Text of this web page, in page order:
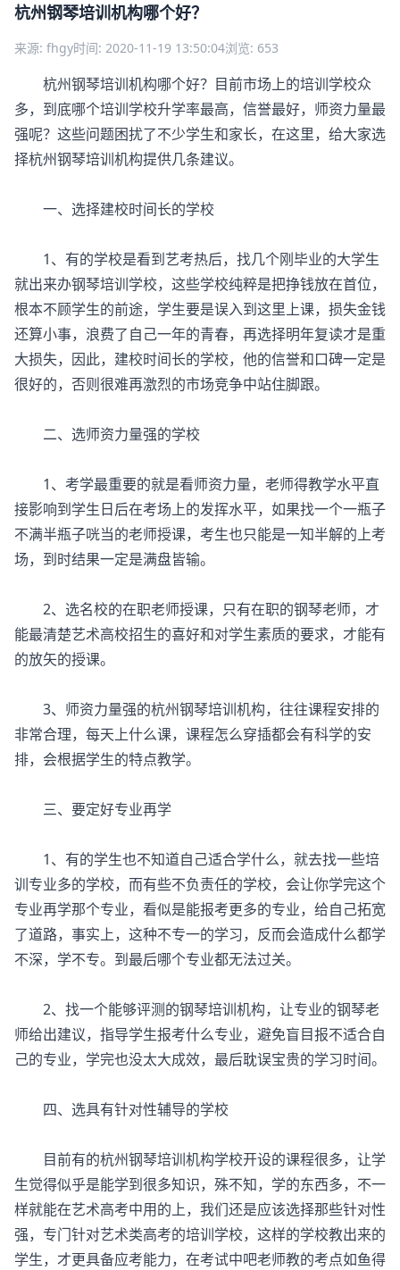
杭州钢琴培训机构哪个好？
来源: fhgy时间: 2020-11-19 13:50:04浏览: 653
杭州钢琴培训机构哪个好？目前市场上的培训学校众
多，到底哪个培训学校升学率最高，信誉最好，师资力量最
强呢？这些问题困扰了不少学生和家长，在这里，给大家选
择杭州钢琴培训机构提供几条建议。
一、选择建校时间长的学校
1、有的学校是看到艺考热后，找几个刚毕业的大学生
就出来办钢琴培训学校，这些学校纯粹是把挣钱放在首位，
根本不顾学生的前途，学生要是误入到这里上课，损失金钱
还算小事，浪费了自己一年的青春，再选择明年复读才是重
大损失，因此，建校时间长的学校，他的信誉和口碑一定是
很好的，否则很难再激烈的市场竞争中站住脚跟。
二、选师资力量强的学校
1、考学最重要的就是看师资力量，老师得教学水平直
接影响到学生日后在考场上的发挥水平，如果找一个一瓶子
不满半瓶子咣当的老师授课，考生也只能是一知半解的上考
场，到时结果一定是满盘皆输。
2、选名校的在职老师授课，只有在职的钢琴老师，才
能最清楚艺术高校招生的喜好和对学生素质的要求，才能有
的放矢的授课。
3、师资力量强的杭州钢琴培训机构，往往课程安排的
非常合理，每天上什么课，课程怎么穿插都会有科学的安
排，会根据学生的特点教学。
三、要定好专业再学
1、有的学生也不知道自己适合学什么，就去找一些培
训专业多的学校，而有些不负责任的学校，会让你学完这个
专业再学那个专业，看似是能报考更多的专业，给自己拓宽
了道路，事实上，这种不专一的学习，反而会造成什么都学
不深，学不专。到最后哪个专业都无法过关。
2、找一个能够评测的钢琴培训机构，让专业的钢琴老
师给出建议，指导学生报考什么专业，避免盲目报不适合自
己的专业，学完也没太大成效，最后耽误宝贵的学习时间。
四、选具有针对性辅导的学校
目前有的杭州钢琴培训机构学校开设的课程很多，让学
生觉得似乎是能学到很多知识，殊不知，学的东西多，不一
样就能在艺术高考中用的上，我们还是应该选择那些针对性
强，专门针对艺术类高考的培训学校，这样的学校教出来的
学生，才更具备应考能力，在考试中吧老师教的考点如鱼得